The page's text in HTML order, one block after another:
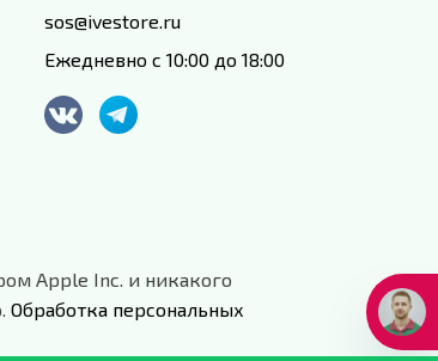
sos@ivestore.ru
Ежедневно с 10:00 до 18:00
Apple Inc. и никакого
Обработка персональных